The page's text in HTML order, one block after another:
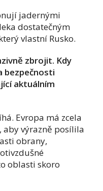
jadernými
dostatečným
vlastní Rusko.
zbrojit. Kdy
bezpečnosti
aktuálním
Evropa má zcela
aby výrazně posílila
obrany,
oblasti skoro